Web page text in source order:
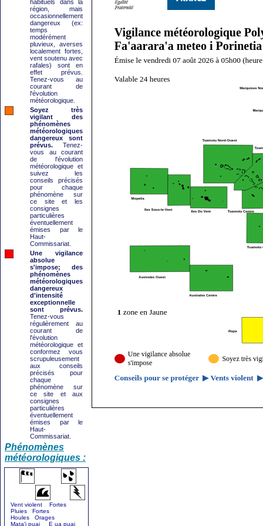
habituels dans la
région, mais
occasionnellement
dangereux (ex:
temps
modérément
pluvieux, averses
localement fortes,
vent soutenu avec
rafales) sont en
effet prévus.
Tenez-vous au
courant de
l'évolution
météorologique.
Soyez très
vigilant des
phénomènes
météorologiques
dangereux sont
prévus. Tenez-
vous au courant
de l'évolution
météorologique et
suivez les
conseils précisés
pour chaque
phénomène sur
ce site et les
consignes
particulières
éventuellement
émises par le
Haut-
Commissariat.
Une vigilance
absolue
s'impose; des
phénomènes
météorologiques
dangereux
d'intensité
exceptionnelle
sont prévus.
Tenez-vous
régulièrement au
courant de
l'évolution
météorologique et
conformez vous
scrupuleusement
aux conseils
précisés pour
chaque
phénomène sur
ce site et aux
consignes
particulières
éventuellement
émises par le
Haut-
Commissariat.
Phénomènes
météorologiques :
Vent violent Fortes
Pluies Fortes
Houles Orages
Mata'i puai E ua puai